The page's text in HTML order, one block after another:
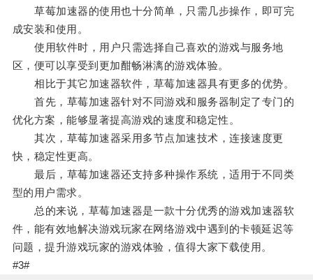
草莓加速器的使用也十分简单，只需几步操作，即可完
成安装和使用。
使用软件时，用户只需选择自己喜欢的游戏与服务地
区，便可以享受到更加酣畅淋漓的游戏体验。
相比于其它加速器软件，草莓加速器具有更多的优势。
首先，草莓加速器针对不同游戏和服务器制定了专门的
优化方案，能够显著提高游戏的速度和稳定性。
其次，草莓加速器采用多节点加速技术，连接速度更
快，稳定性更高。
最后，草莓加速器还支持多种操作系统，适用于不同类
型的用户需求。
总的来说，草莓加速器是一款十分优秀的游戏加速器软
件，能有效地解决游戏玩家在网络游戏中遇到的卡顿延迟等
问题，提升游戏玩家的游戏体验，值得大家下载使用。
#3#